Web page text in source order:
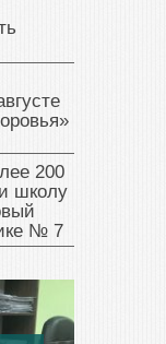
200
школу
№ 7